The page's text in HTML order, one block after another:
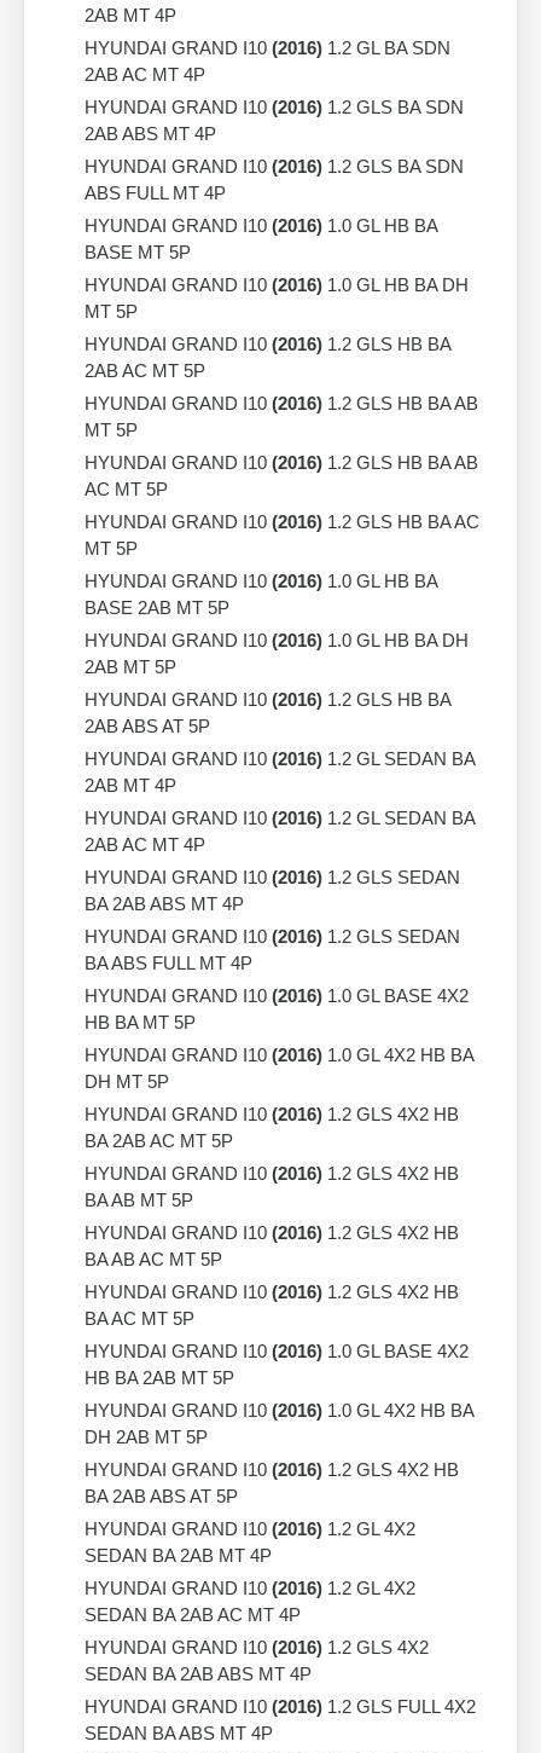
2AB MT 4P
HYUNDAI GRAND I10 (2016) 1.2 GL BA SDN
2AB AC MT 4P
HYUNDAI GRAND I10 (2016) 1.2 GLS BA SDN
2AB ABS MT 4P
HYUNDAI GRAND I10 (2016) 1.2 GLS BA SDN
ABS FULL MT 4P
HYUNDAI GRAND I10 (2016) 1.0 GL HB BA
BASE MT 5P
HYUNDAI GRAND I10 (2016) 1.0 GL HB BA DH
MT 5P
HYUNDAI GRAND I10 (2016) 1.2 GLS HB BA
2AB AC MT 5P
HYUNDAI GRAND I10 (2016) 1.2 GLS HB BA AB
MT 5P
HYUNDAI GRAND I10 (2016) 1.2 GLS HB BA AB
AC MT 5P
HYUNDAI GRAND I10 (2016) 1.2 GLS HB BA AC
MT 5P
HYUNDAI GRAND I10 (2016) 1.0 GL HB BA
BASE 2AB MT 5P
HYUNDAI GRAND I10 (2016) 1.0 GL HB BA DH
2AB MT 5P
HYUNDAI GRAND I10 (2016) 1.2 GLS HB BA
2AB ABS AT 5P
HYUNDAI GRAND I10 (2016) 1.2 GL SEDAN BA
2AB MT 4P
HYUNDAI GRAND I10 (2016) 1.2 GL SEDAN BA
2AB AC MT 4P
HYUNDAI GRAND I10 (2016) 1.2 GLS SEDAN
BA 2AB ABS MT 4P
HYUNDAI GRAND I10 (2016) 1.2 GLS SEDAN
BA ABS FULL MT 4P
HYUNDAI GRAND I10 (2016) 1.0 GL BASE 4X2
HB BA MT 5P
HYUNDAI GRAND I10 (2016) 1.0 GL 4X2 HB BA
DH MT 5P
HYUNDAI GRAND I10 (2016) 1.2 GLS 4X2 HB
BA 2AB AC MT 5P
HYUNDAI GRAND I10 (2016) 1.2 GLS 4X2 HB
BA AB MT 5P
HYUNDAI GRAND I10 (2016) 1.2 GLS 4X2 HB
BA AB AC MT 5P
HYUNDAI GRAND I10 (2016) 1.2 GLS 4X2 HB
BA AC MT 5P
HYUNDAI GRAND I10 (2016) 1.0 GL BASE 4X2
HB BA 2AB MT 5P
HYUNDAI GRAND I10 (2016) 1.0 GL 4X2 HB BA
DH 2AB MT 5P
HYUNDAI GRAND I10 (2016) 1.2 GLS 4X2 HB
BA 2AB ABS AT 5P
HYUNDAI GRAND I10 (2016) 1.2 GL 4X2
SEDAN BA 2AB MT 4P
HYUNDAI GRAND I10 (2016) 1.2 GL 4X2
SEDAN BA 2AB AC MT 4P
HYUNDAI GRAND I10 (2016) 1.2 GLS 4X2
SEDAN BA 2AB ABS MT 4P
HYUNDAI GRAND I10 (2016) 1.2 GLS FULL 4X2
SEDAN BA ABS MT 4P